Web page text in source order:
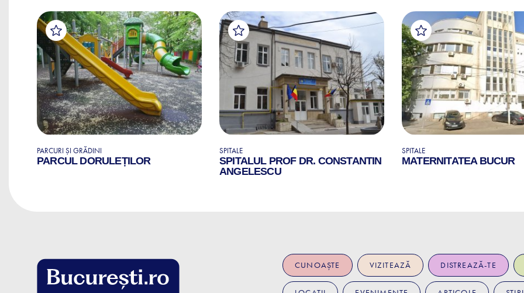
PARCURI ȘI GRĂDINI
PARCUL DORULEȚILOR
SPITALE
SPITALUL PROF DR. CONSTANTIN
ANGELESCU
SPITALE
MATERNITATEA BUCUR
CUNOAȘTE VIZITEAZĂ DISTREAZĂ-TE